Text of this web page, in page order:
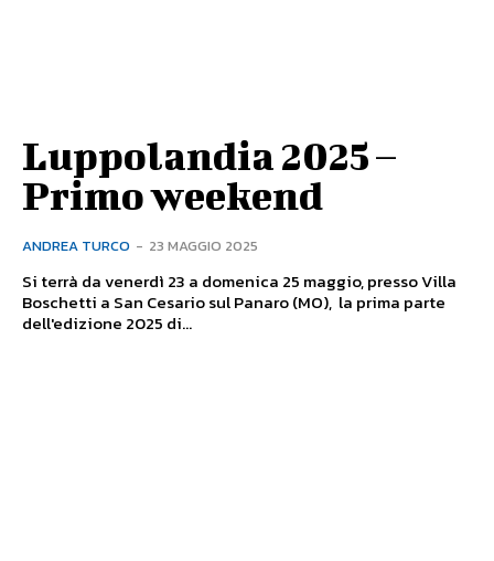
Luppolandia 2025 –
Primo weekend
ANDREA TURCO - 23 MAGGIO 2025
Si terrà da venerdì 23 a domenica 25 maggio, presso Villa
Boschetti a San Cesario sul Panaro (MO), la prima parte
dell'edizione 2025 di...